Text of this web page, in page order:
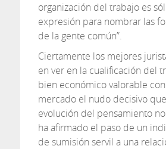
organización del trabajo es
expresión para nombrar las
de la gente común”.
Ciertamente los mejores
en ver en la cualificación del
bien económico valorable
mercado el nudo decisivo
evolución del pensamiento
ha afirmado el paso de un
de sumisión servil a una